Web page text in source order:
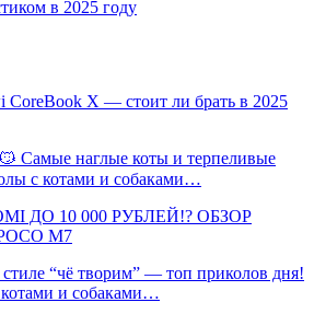
в 2025 году
X — стоит ли брать в 2025
Самые наглые коты и терпеливые
с котами и собаками…
ДО 10 000 РУБЛЕЙ!? ОБЗОР
M7
“чё творим” — топ приколов дня!
и собаками…